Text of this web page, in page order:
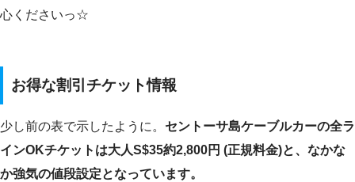
心くださいっ☆
お得な割引チケット情報
少し前の表で示したように。 セントーサ島ケーブルカーの全ラ
インOKチケットは大人S$35約2,800円 (正規料金)と、なかな
か強気の値段設定となっています。